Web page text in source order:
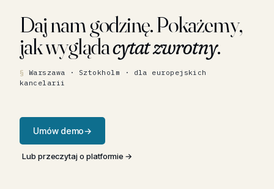
Daj nam godzinę. Pokażemy,
jak wyglądacytat zwrotny.
Warszawa · Sztokholm · dla europejskich
kancelarii
Umów demo
Lub przeczytaj o platformie